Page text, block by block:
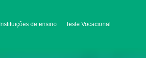
Instituições de ensino Teste Vocacional